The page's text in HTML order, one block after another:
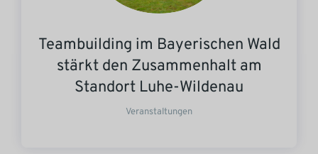
Teambuilding im Bayerischen Wald
stärkt den Zusammenhalt am
Standort Luhe-Wildenau
Veranstaltungen